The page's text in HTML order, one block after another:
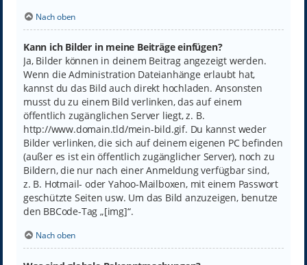
Nach oben
Kann ich Bilder in meine Beiträge einfügen?
Ja, Bilder können in deinem Beitrag angezeigt werden.
Wenn die Administration Dateianhänge erlaubt hat,
kannst du das Bild auch direkt hochladen. Ansonsten
musst du zu einem Bild verlinken, das auf einem
öffentlich zugänglichen Server liegt, z. B.
http://www.domain.tld/mein-bild.gif. Du kannst weder
Bilder verlinken, die sich auf deinem eigenen PC befinden
(außer es ist ein öffentlich zugänglicher Server), noch zu
Bildern, die nur nach einer Anmeldung verfügbar sind,
z. B. Hotmail- oder Yahoo-Mailboxen, mit einem Passwort
geschützte Seiten usw. Um das Bild anzuzeigen, benutze
den BBCode-Tag „[img]“.
Nach oben